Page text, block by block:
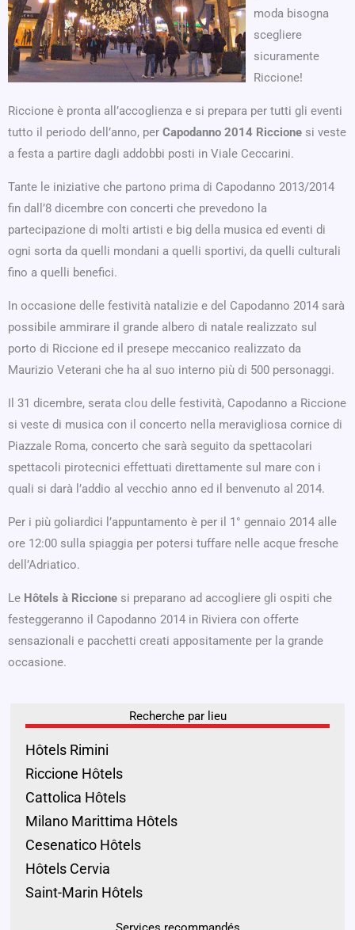
moda bisogna
scegliere
sicuramente
Riccione!
Riccione è pronta all’accoglienza e si prepara per tutti gli eventi
tutto il periodo dell’anno, per Capodanno 2014 Riccione si veste
a festa a partire dagli addobbi posti in Viale Ceccarini.
Tante le iniziative che partono prima di Capodanno 2013/2014
fin dall’8 dicembre con concerti che prevedono la
partecipazione di molti artisti e big della musica ed eventi di
ogni sorta da quelli mondani a quelli sportivi, da quelli culturali
fino a quelli benefici.
In occasione delle festività natalizie e del Capodanno 2014 sarà
possibile ammirare il grande albero di natale realizzato sul
porto di Riccione ed il presepe meccanico realizzato da
Maurizio Veterani che ha al suo interno più di 500 personaggi.
Il 31 dicembre, serata clou delle festività, Capodanno a Riccione
si veste di musica con il concerto nella meravigliosa cornice di
Piazzale Roma, concerto che sarà seguito da spettacolari
spettacoli pirotecnici effettuati direttamente sul mare con i
quali si darà l’addio al vecchio anno ed il benvenuto al 2014.
Per i più goliardici l’appuntamento è per il 1° gennaio 2014 alle
ore 12:00 sulla spiaggia per potersi tuffare nelle acque fresche
dell’Adriatico.
Le Hôtels à Riccione si preparano ad accogliere gli ospiti che
festeggeranno il Capodanno 2014 in Riviera con offerte
sensazionali e pacchetti creati appositamente per la grande
occasione.
Recherche par lieu
Hôtels Rimini
Riccione Hôtels
Cattolica Hôtels
Milano Marittima Hôtels
Cesenatico Hôtels
Hôtels Cervia
Saint-Marin Hôtels